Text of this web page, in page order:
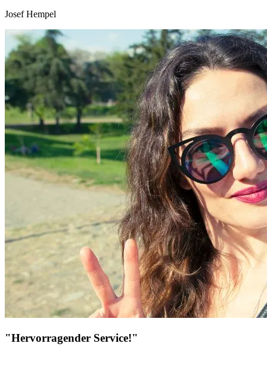
Josef Hempel
"Hervorragender Service!"